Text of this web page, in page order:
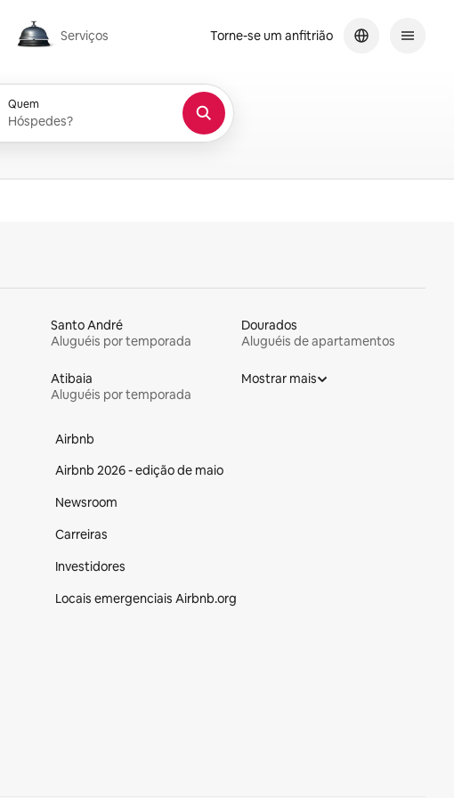
Serviços
Serviços
Quem
Hóspedes?
Torne-se um anfitrião
Santo André
Aluguéis por temporada
Dourados
Aluguéis de apartamentos
Atibaia
Aluguéis por temporada
Mostrar mais
Airbnb
Airbnb 2026 - edição de maio
Newsroom
Carreiras
Investidores
Locais emergenciais Airbnb.org